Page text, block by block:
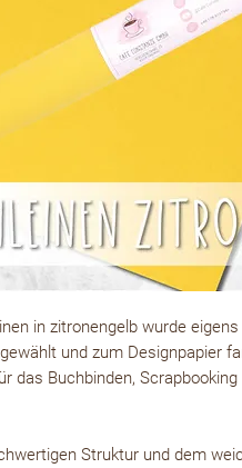
in zitronengelb wurde
und zum Designpapier
das Buchbinden,
Struktur und dem